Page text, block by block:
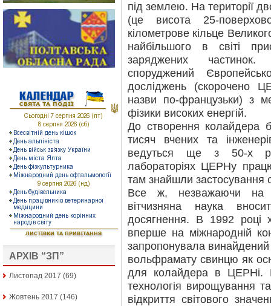
АРХІВ “ЗП”
Листопад 2017 (69)
Жовтень 2017 (146)
під землею. На території
(це висота 25-
кілометрове кільце
найбільшого в світі
заряджених
споруджений
досліджень (скорочено
назви по-французьки) з
фізики високих енергій.
До створення колайдера
тисяч вчених та
ведуться ще з 50-х
лабораторіях ЦЕРНу
там знайшли застосування
Все ж, незважаючи на
вітчизняна наука
досягнення. В 1992 році
вперше на міжнародній
запропонувала
вольфрамату свинцю як
для колайдера в ЦЕРНі.
технологія вирощування
відкриття світового